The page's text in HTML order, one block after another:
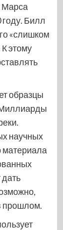
Марса
Билл
«слишком
этому
образцы
научных
материала
прошлом.